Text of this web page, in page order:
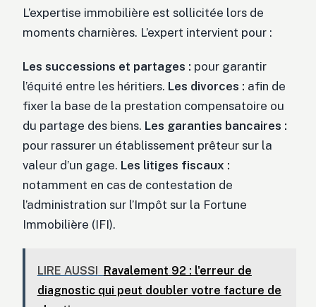
L’expertise immobilière est sollicitée lors de
moments charnières. L’expert intervient pour :
Les successions et partages : pour garantir
l’équité entre les héritiers. Les divorces : afin de
fixer la base de la prestation compensatoire ou
du partage des biens. Les garanties bancaires :
pour rassurer un établissement prêteur sur la
valeur d’un gage. Les litiges fiscaux :
notamment en cas de contestation de
l’administration sur l’Impôt sur la Fortune
Immobilière (IFI).
LIRE AUSSI Ravalement 92 : l'erreur de
diagnostic qui peut doubler votre facture de